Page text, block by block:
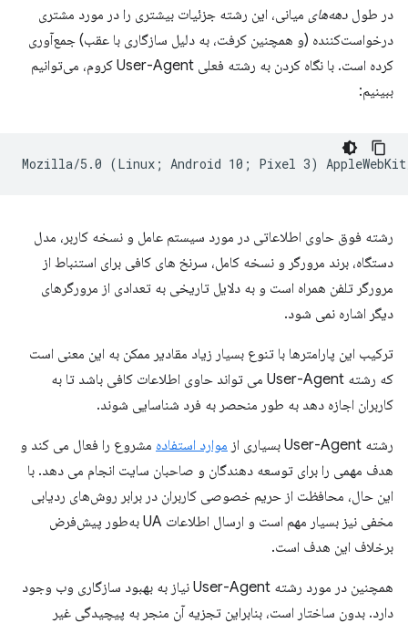
در طول دهه‌های میانی، این رشته جزئیات بیشتری را در مورد مشتری
درخواست‌کننده (و همچنین کرفت، به دلیل سازگاری با عقب) جمع‌آوری
کرده است. با نگاه کردن به رشته فعلی User-Agent کروم، می‌توانیم
ببینیم:
رشته فوق حاوی اطلاعاتی در مورد سیستم عامل و نسخه کاربر، مدل
دستگاه، برند مرورگر و نسخه کامل، سرنخ های کافی برای استنباط از
مرورگر تلفن همراه است و به دلایل تاریخی به تعدادی از مرورگرهای
دیگر اشاره نمی شود.
ترکیب این پارامترها با تنوع بسیار زیاد مقادیر ممکن به این معنی است
که رشته User-Agent می تواند حاوی اطلاعات کافی باشد تا به
کاربران اجازه دهد به طور منحصر به فرد شناسایی شوند.
رشته User-Agent بسیاری از موارد استفاده مشروع را فعال می کند و
هدف مهمی را برای توسعه دهندگان و صاحبان سایت انجام می دهد. با
این حال، محافظت از حریم خصوصی کاربران در برابر روش‌های ردیابی
مخفی نیز بسیار مهم است و ارسال اطلاعات UA به‌طور پیش‌فرض
برخلاف این هدف است.
همچنین در مورد رشته User-Agent نیاز به بهبود سازگاری وب وجود
دارد. بدون ساختار است، بنابراین تجزیه آن منجر به پیچیدگی غیر